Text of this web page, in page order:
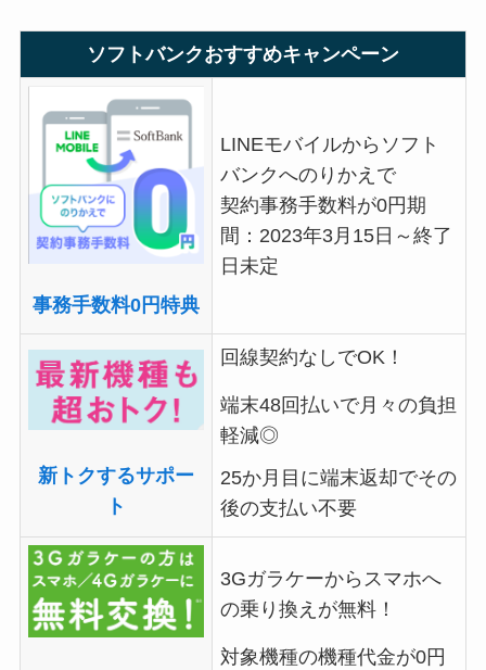
ソフトバンクおすすめキャンペーン
事務手数料0円特典
LINEモバイルからソフト
バンクへのりかえで
契約事務手数料が0円期
間：2023年3月15日～終了
日未定
新トクするサポー
ト
回線契約なしでOK！
端末48回払いで月々の負担
軽減◎
25か月目に端末返却でその
後の支払い不要
3Gガラケーからスマホへ
の乗り換えが無料！
対象機種の機種代金が0円